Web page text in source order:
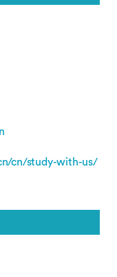
cn/study-with-us/